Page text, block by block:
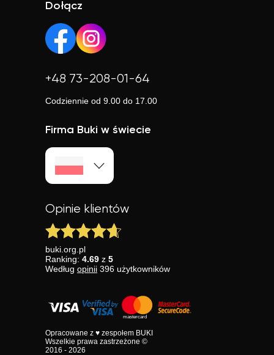
Online możesz uczyć się w elastyczny sposób,
niezależnie od lokalizacji.
Dołącz
+48 73-208-01-64
Codziennie od 9.00 do 17.00
Firma Buki w świecie
Opinie klientów
buki.org.pl
Ranking: 4.69 z 5
Według opinii 396 użytkowników
Opracowane z ♥ zespołem BUKI
Wszelkie prawa zastrzeżone ©
2016 - 2026